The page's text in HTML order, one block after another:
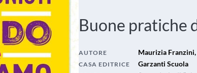
Buone pratiche
AUTORE Maurizia Franzini,
CASA EDITRICE Garzanti Scuola